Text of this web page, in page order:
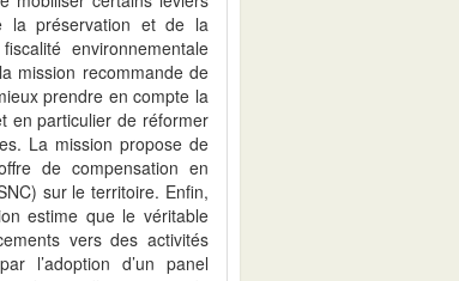
la préservation et de la
environnementale
mission recommande de
prendre en compte la
en particulier de réformer
La mission propose de
de compensation en
sur le territoire. Enfin,
estime que le véritable
vers des activités
l’adoption d’un panel